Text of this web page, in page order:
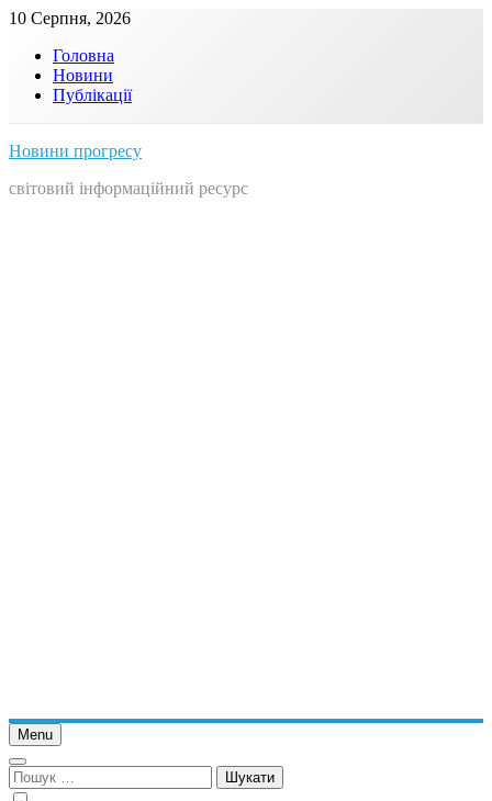
Skip
content
10 Серпня, 2026
Головна
Новини
Публікації
Новини прогресу
світовий інформаційний ресурс
Menu
Пошук: